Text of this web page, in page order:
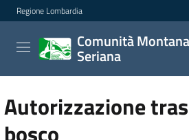
Vai al contenuto principale
Comunità
Regione Lombardia
Comunità
Seriana
Autorizzazione